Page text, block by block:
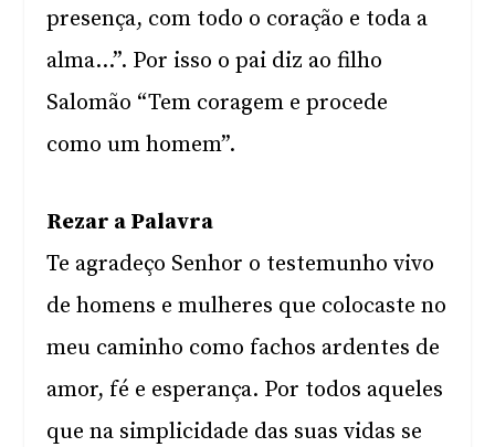
presença, com todo o coração e toda a
alma…”. Por isso o pai diz ao filho
Salomão “Tem coragem e procede
como um homem”.
Rezar a Palavra
Te agradeço Senhor o testemunho vivo
de homens e mulheres que colocaste no
meu caminho como fachos ardentes de
amor, fé e esperança. Por todos aqueles
que na simplicidade das suas vidas se